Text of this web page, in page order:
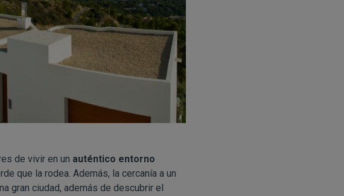
de vivir en un auténtico entorno
que la rodea. Además, la cercanía a un
gran ciudad, además de descubrir el